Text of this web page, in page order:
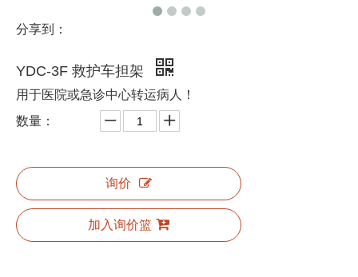
分享到：
YDC-3F 救护车担架
用于医院或急诊中心转运病人！
数量：
询价
加入询价篮